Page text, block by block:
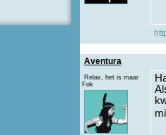
Aventura
Relax, het is maar
Fok